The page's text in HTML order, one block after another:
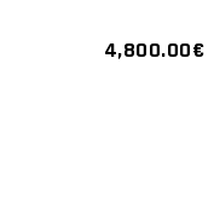
4,800.00€